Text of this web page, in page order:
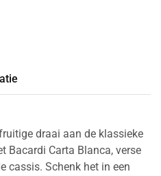
draai aan de klassieke
Bacardi Carta Blanca, verse
cassis. Schenk het in een